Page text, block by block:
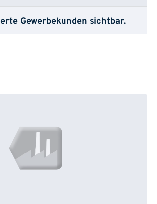
Gewerbekunden sichtbar.